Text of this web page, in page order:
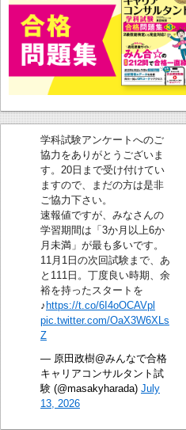
学科試験アンケートへのご
協力をありがとうございま
す。20日まで受け付けてい
ますので、まだの方は是非
ご協力下さい。
速報値ですが、みなさんの
学習期間は「3か月以上6か
月未満」が最も多いです。
11月1日の次回試験まで、あ
と111日。丁度良い時期、余
裕を持ったスタートを
♪ https://t.co/6I4oOCAVpl
pic.twitter.com/OaX3W6XLs
Z
— 原田政樹@みんなで合格
キャリアコンサルタント試
験 (@masakyharada) July
13, 2026